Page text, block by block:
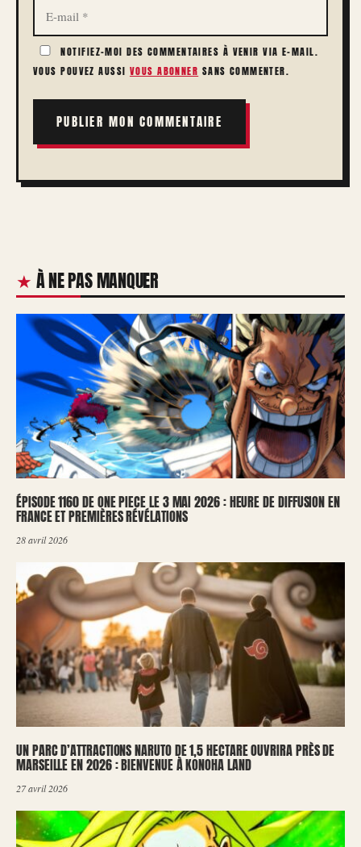
MAIL
NOTIFIEZ-MOI DES COMMENTAIRES À VENIR VIA E-MAIL.
VOUS POUVEZ AUSSI VOUS ABONNER SANS COMMENTER.
À NE PAS MANQUER
ÉPISODE 1160 DE ONE PIECE LE 3 MAI 2026 : HEURE DE DIFFUSION EN
FRANCE ET PREMIÈRES RÉVÉLATIONS
28 avril 2026
UN PARC D’ATTRACTIONS NARUTO DE 1,5 HECTARE OUVRIRA PRÈS DE
MARSEILLE EN 2026 : BIENVENUE À KONOHA LAND
27 avril 2026